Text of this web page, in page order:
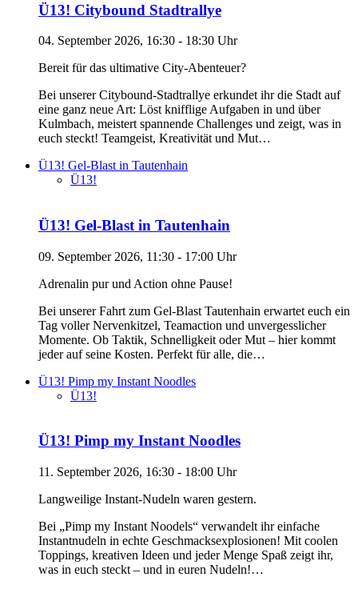
Ü13! Citybound Stadtrallye
04. September 2026, 16:30 - 18:30 Uhr
Bereit für das ultimative City-Abenteuer?
Bei unserer Citybound-Stadtrallye erkundet ihr die Stadt auf
eine ganz neue Art: Löst knifflige Aufgaben in und über
Kulmbach, meistert spannende Challenges und zeigt, was in
euch steckt! Teamgeist, Kreativität und Mut…
Ü13! Gel-Blast in Tautenhain
Ü13!
Ü13! Gel-Blast in Tautenhain
09. September 2026, 11:30 - 17:00 Uhr
Adrenalin pur und Action ohne Pause!
Bei unserer Fahrt zum Gel-Blast Tautenhain erwartet euch ein
Tag voller Nervenkitzel, Teamaction und unvergesslicher
Momente. Ob Taktik, Schnelligkeit oder Mut – hier kommt
jeder auf seine Kosten. Perfekt für alle, die…
Ü13! Pimp my Instant Noodles
Ü13!
Ü13! Pimp my Instant Noodles
11. September 2026, 16:30 - 18:00 Uhr
Langweilige Instant-Nudeln waren gestern.
Bei „Pimp my Instant Noodels“ verwandelt ihr einfache
Instantnudeln in echte Geschmacksexplosionen! Mit coolen
Toppings, kreativen Ideen und jeder Menge Spaß zeigt ihr,
was in euch steckt – und in euren Nudeln!…